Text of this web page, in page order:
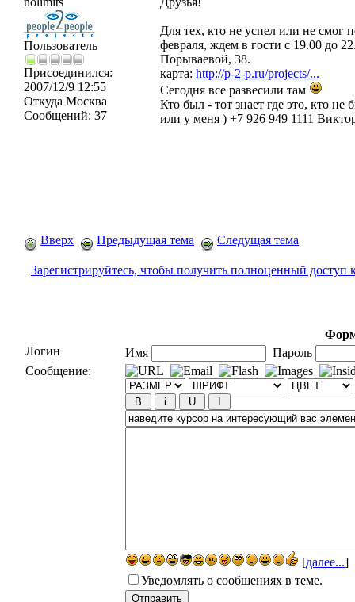
Пользователь
Присоединился:
2007/12/9 12:55
Откуда Москва
Сообщений: 37
Для тех, кто не успел или не смог
февраля, ждем в гости с 19.00 до
Порываевой, 38.
карта: http://p-2-p.ru/projects/...
Сегодня все развесили там
Кто был - тот знает где это, кто не
или у меня ) +7 926 949 1111
Вверх Предыдущая тема Следущая тема
Зарегистрируйтесь, чтобы получить полноценный доступ
Логин
Имя
Пароль
Сообщение:
[далее...]
Уведомлять о сообщениях в теме.